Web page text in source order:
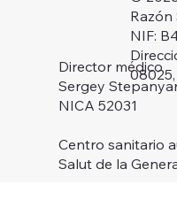
Director médico
Sergey
NICA 52031
Centro sanitario
Salut de la
Razón
NIF: